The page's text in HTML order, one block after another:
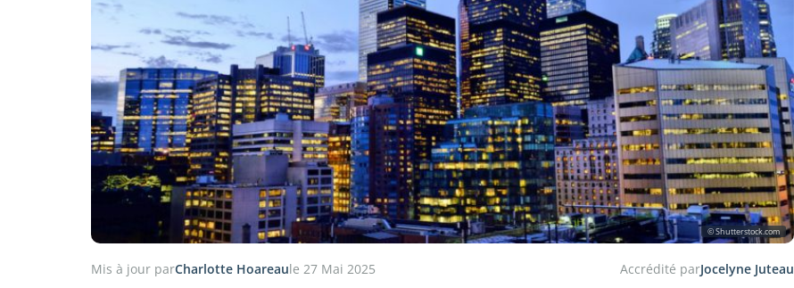
© Shutterstock.com
Mis à jour parCharlotte Hoareaule 27 Mai 2025 Accrédité parJocelyne Juteau